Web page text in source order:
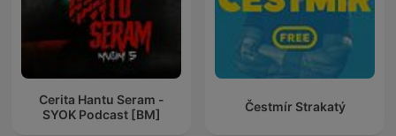
Cerita Hantu Seram -
SYOK Podcast [BM]
Čestmír Strakatý